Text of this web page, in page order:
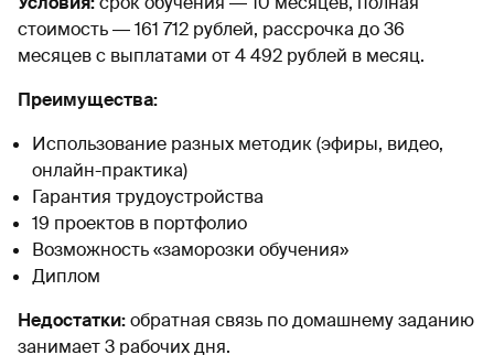
стоимость ― 161 712 рублей, рассрочка до 36
месяцев с выплатами от 4 492 рублей в месяц.
Преимущества:
Использование разных методик (эфиры, видео,
онлайн-практика)
Гарантия трудоустройства
19 проектов в портфолио
Возможность «заморозки обучения»
Диплом
Недостатки:обратная связь по домашнему заданию
занимает 3 рабочих дня.